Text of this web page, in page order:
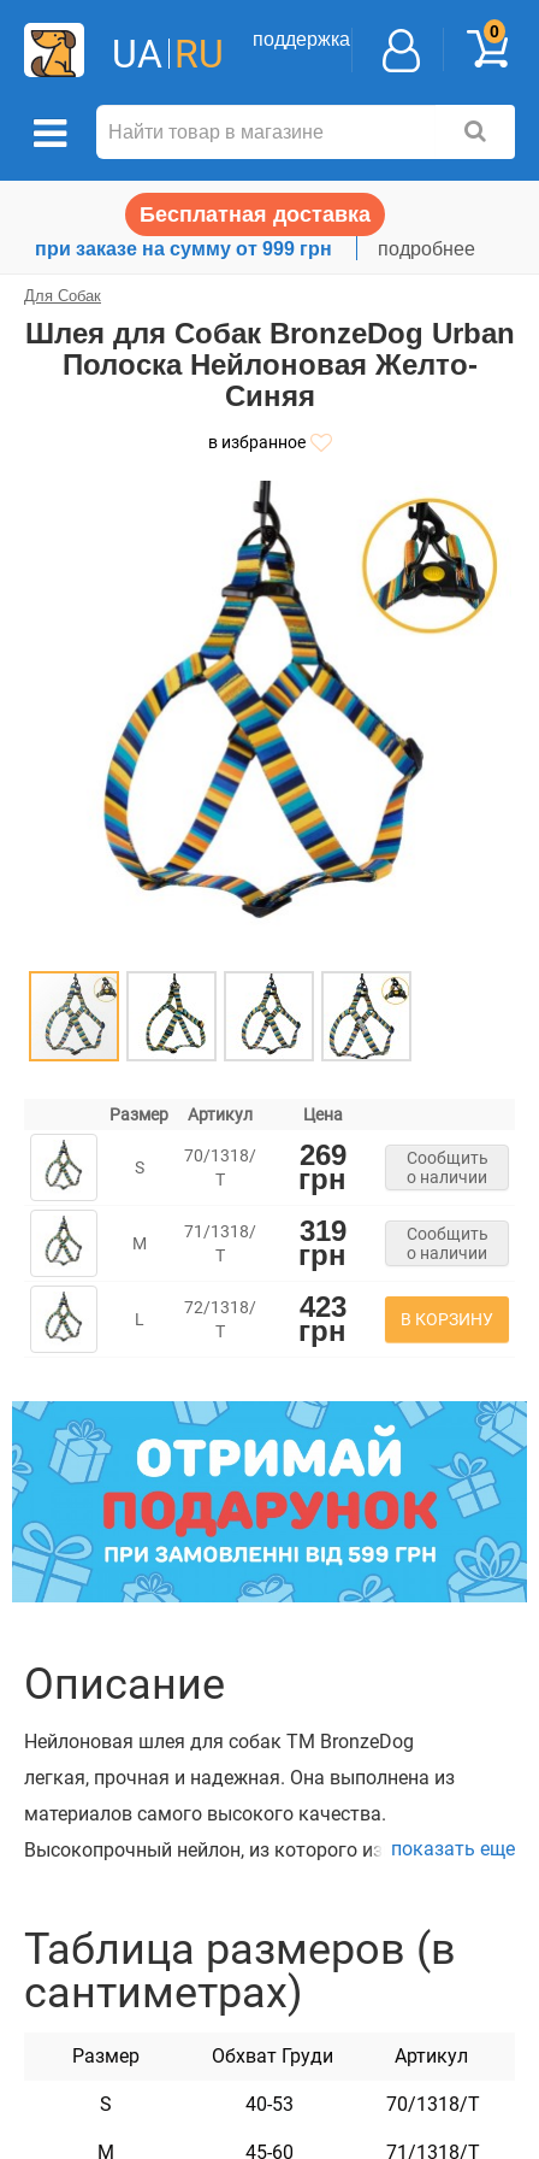
UA RU поддержка 0
Бесплатная доставка
при заказе на сумму от 999 грн подробнее
Для Собак
Шлея для Собак BronzeDog Urban
Полоска Нейлоновая Желто-
Синяя
в избранное
Размер Артикул Цена
S
70/1318/
Т
269
грн
Сообщить
о наличии
M
71/1318/
Т
319
грн
Сообщить
о наличии
L
72/1318/
Т
423
грн В КОРЗИНУ
Описание
Нейлоновая шлея для собак ТМ BronzeDog
легкая, прочная и надежная. Она выполнена из
материалов самого высокого качества.
Высокопрочный нейлон, из которого изготовлена
Шлея укомплектована высококачественной
пластиковой пряжкой. Обхват регулируется.
воды. Она практична и неприхотлива в уходе.
На шлее с помощью заклепок можно
закрепить адресник, на котором наши мастера могут
показать еще
Таблица размеров (в
сантиметрах)
Размер Обхват Груди Артикул
S 40-53 70/1318/Т
M 45-60 71/1318/Т